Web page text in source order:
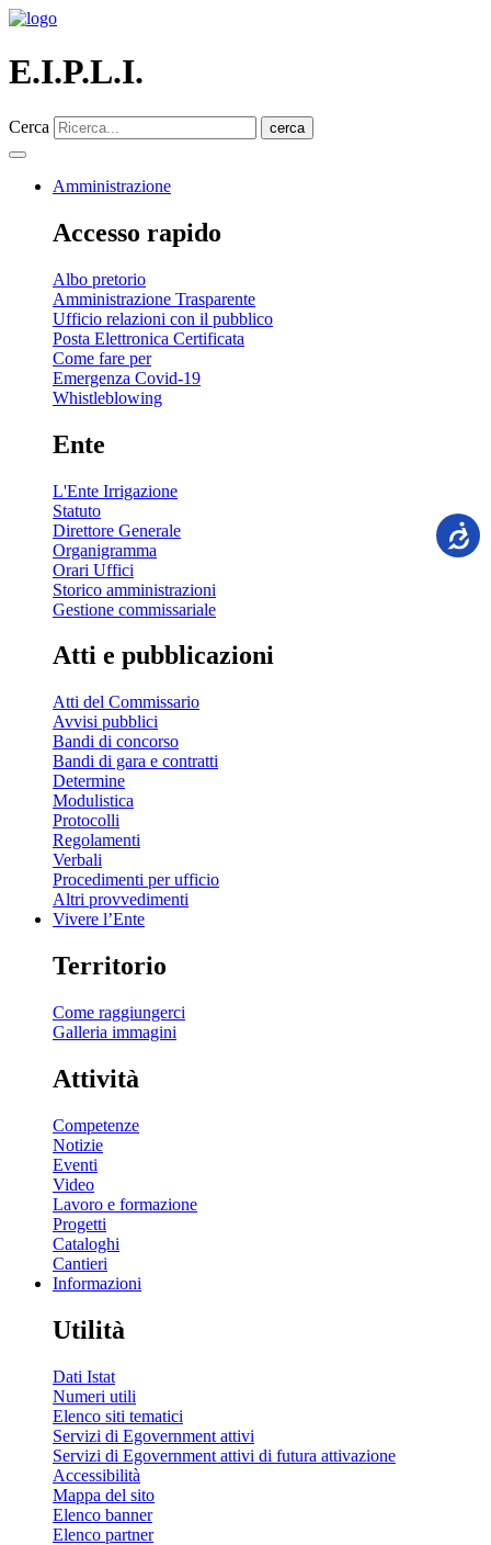
E.I.P.L.I.
Cerca cerca
Amministrazione
Accesso rapido
Albo pretorio
Amministrazione Trasparente
Ufficio relazioni con il pubblico
Posta Elettronica Certificata
Come fare per
Emergenza Covid-19
Whistleblowing
Ente
L'Ente Irrigazione
Statuto
Direttore Generale
Organigramma
Orari Uffici
Storico amministrazioni
Gestione commissariale
Atti e pubblicazioni
Atti del Commissario
Avvisi pubblici
Bandi di concorso
Bandi di gara e contratti
Determine
Modulistica
Protocolli
Regolamenti
Verbali
Procedimenti per ufficio
Altri provvedimenti
Vivere l’Ente
Territorio
Come raggiungerci
Galleria immagini
Attività
Competenze
Notizie
Eventi
Video
Lavoro e formazione
Progetti
Cataloghi
Cantieri
Informazioni
Utilità
Dati Istat
Numeri utili
Elenco siti tematici
Servizi di Egovernment attivi
Servizi di Egovernment attivi di futura attivazione
Accessibilità
Mappa del sito
Elenco banner
Elenco partner